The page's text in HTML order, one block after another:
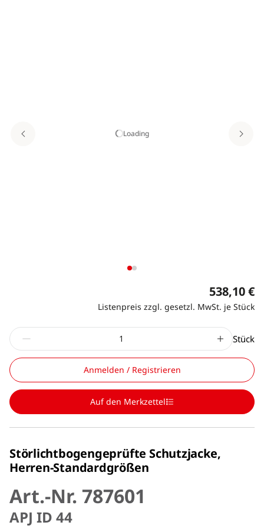
Loading
538,10 €
Listenpreis zzgl. gesetzl. MwSt. je Stück
Stück
Anmelden / Registrieren
Auf den Merkzettel
Störlichtbogengeprüfte Schutzjacke,
Herren-Standardgrößen
Art.-Nr. 787601
APJ ID 44